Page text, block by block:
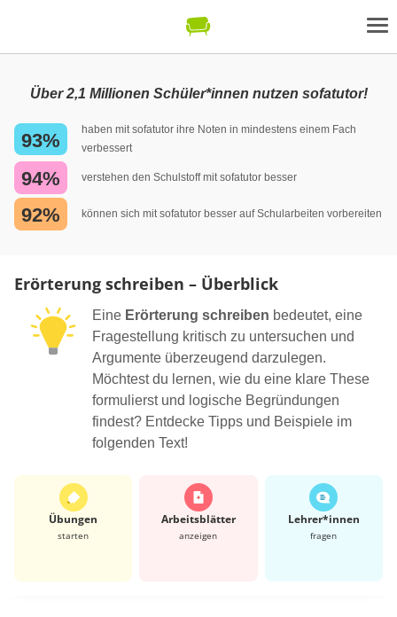
Über 2,1 Millionen Schüler*innen nutzen sofatutor!
93%
haben mit sofatutor ihre Noten in mindestens einem Fach
verbessert
94% verstehen den Schulstoff mit sofatutor besser
92% können sich mit sofatutor besser auf Schularbeiten vorbereiten
Erörterung schreiben – Überblick
Eine Erörterung schreiben bedeutet, eine
Fragestellung kritisch zu untersuchen und
Argumente überzeugend darzulegen.
Möchtest du lernen, wie du eine klare These
formulierst und logische Begründungen
findest? Entdecke Tipps und Beispiele im
folgenden Text!
Übungen
starten
Arbeits­blätter
anzeigen
Lehrer*​innen
fragen